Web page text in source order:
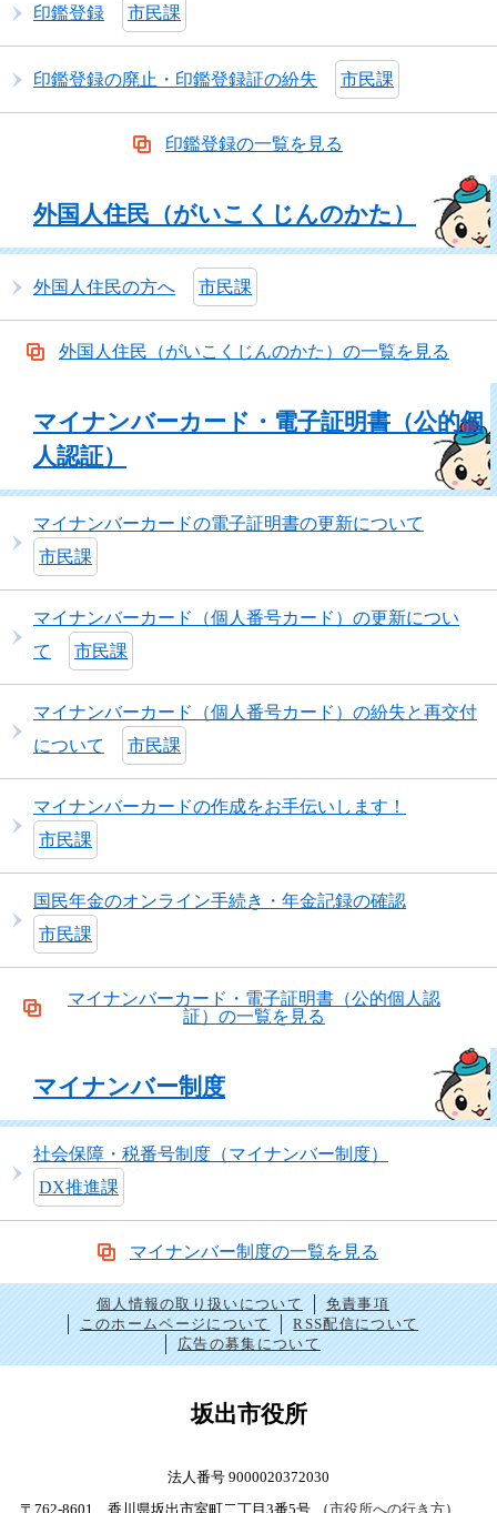
印鑑登録 市民課
印鑑登録の廃止・印鑑登録証の紛失 市民課
印鑑登録の一覧を見る
外国人住民（がいこくじんのかた）
外国人住民の方へ 市民課
外国人住民（がいこくじんのかた）の一覧を見る
マイナンバーカード・電子証明書（公的個
人認証）
マイナンバーカードの電子証明書の更新について
市民課
マイナンバーカード（個人番号カード）の更新につい
て
市民課
マイナンバーカード（個人番号カード）の紛失と再交付
について
市民課
マイナンバーカードの作成をお手伝いします！
市民課
国民年金のオンライン手続き・年金記録の確認
市民課
マイナンバーカード・電子証明書（公的個人認
証）の一覧を見る
マイナンバー制度
社会保障・税番号制度（マイナンバー制度）
DX推進課
マイナンバー制度の一覧を見る
個人情報の取り扱いについて
免責事項
このホームページについて
RSS配信について
広告の募集について
坂出市役所
法人番号 9000020372030
〒762-8601 香川県坂出市室町二丁目3番5号
（市役所への行き方）